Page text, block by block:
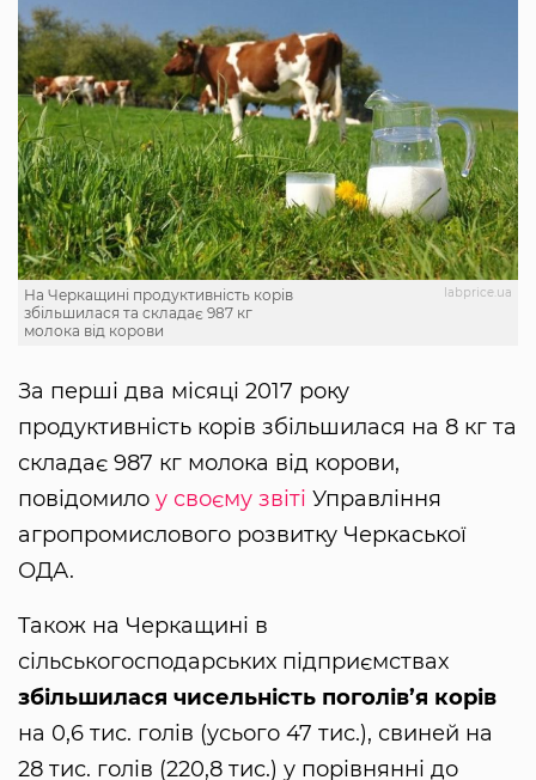
labprice.ua
На Черкащині продуктивність корів
збільшилася та складає 987 кг
молока від корови
За перші два місяці 2017 року
продуктивність корів збільшилася на 8 кг та
складає 987 кг молока від корови,
повідомило у своєму звіті Управління
агропромислового розвитку Черкаської
ОДА.
Також на Черкащині в
сільськогосподарських підприємствах
збільшилася чисельність поголів’я корів
на 0,6 тис. голів (усього 47 тис.), свиней на
28 тис. голів (220,8 тис.) у порівнянні до